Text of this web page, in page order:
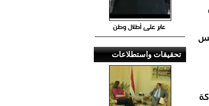
عابر على أطلال وطن
تحقيقات واستطلاعات